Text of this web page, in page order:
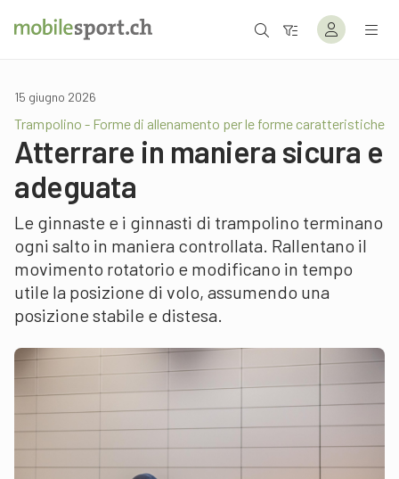
15 giugno 2026
Trampolino - Forme di allenamento per le forme caratteristiche
Atterrare in maniera sicura e
adeguata
Le ginnaste e i ginnasti di trampolino terminano
ogni salto in maniera controllata. Rallentano il
movimento rotatorio e modificano in tempo
utile la posizione di volo, assumendo una
posizione stabile e distesa.